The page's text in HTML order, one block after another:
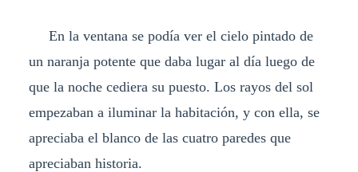
En la ventana se podía ver el cielo pintado de
un naranja potente que daba lugar al día luego de
que la noche cediera su puesto. Los rayos del sol
empezaban a iluminar la habitación, y con ella, se
apreciaba el blanco de las cuatro paredes que
apreciaban historia.